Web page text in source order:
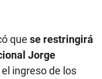
que se restringirá
Jorge
ingreso de los